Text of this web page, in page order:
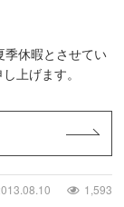
休暇とさせてい
上げます。
1,593